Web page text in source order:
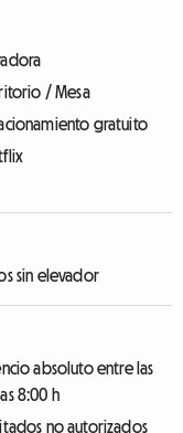
/ Mesa
gratuito
sin elevador
absoluto entre las
8:00 h
no autorizados